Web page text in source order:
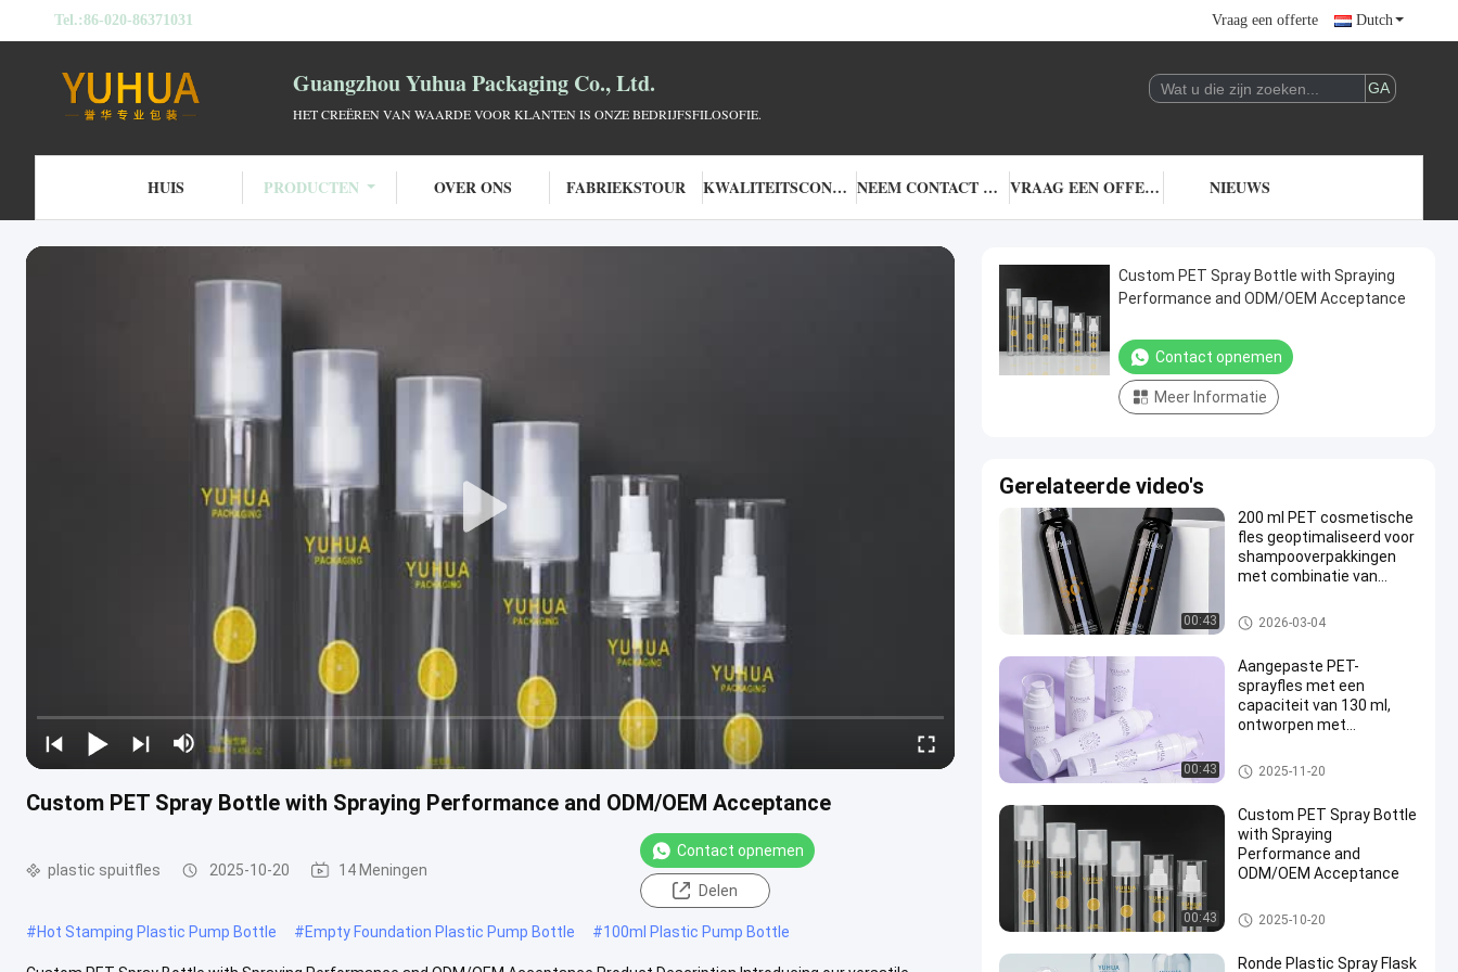
Tel.:86-020-86371031 Vraag een offerte Dutch
Guangzhou Yuhua Packaging Co., Ltd.
HET CREËREN VAN WAARDE VOOR KLANTEN IS ONZE BEDRIJFSFILOSOFIE.
HUIS PRODUCTEN OVER ONS FABRIEKSTOUR KWALITEITSCONTROLE NEEM CONTACT MET ONS OP VRAAG EEN OFFERTE NIEUWS
Custom PET Spray Bottle with Spraying Performance and ODM/OEM Acceptance
plastic spuitfles 2025-10-20 14 Meningen
Contact opnemen
Delen
#Hot Stamping Plastic Pump Bottle #Empty Foundation Plastic Pump Bottle #100ml Plastic Pump Bottle
Custom PET Spray Bottle with Spraying
Performance and ODM/OEM Acceptance
Contact opnemen
Meer Informatie
Gerelateerde video's
00:43
200 ml PET cosmetische
fles geoptimaliseerd voor
shampooverpakkingen
met combinatie van
materiaal eigenschappen
plastic spuitfles
2026-03-04
00:43
Aangepaste PET-
sprayfles met een
capaciteit van 130 ml,
ontworpen met
functies die het gebruik
gemakkelijk en efficiënter
plastic spuitfles
2025-11-20
00:43
Custom PET Spray Bottle
with Spraying
Performance and
ODM/OEM Acceptance
plastic spuitfles
2025-10-20
Ronde Plastic Spray Flask